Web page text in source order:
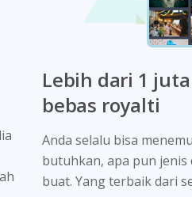
Lebih dari 1
bebas royalti
Anda selalu bisa
butuhkan, apa pun jenis
buat. Yang terbaik dari